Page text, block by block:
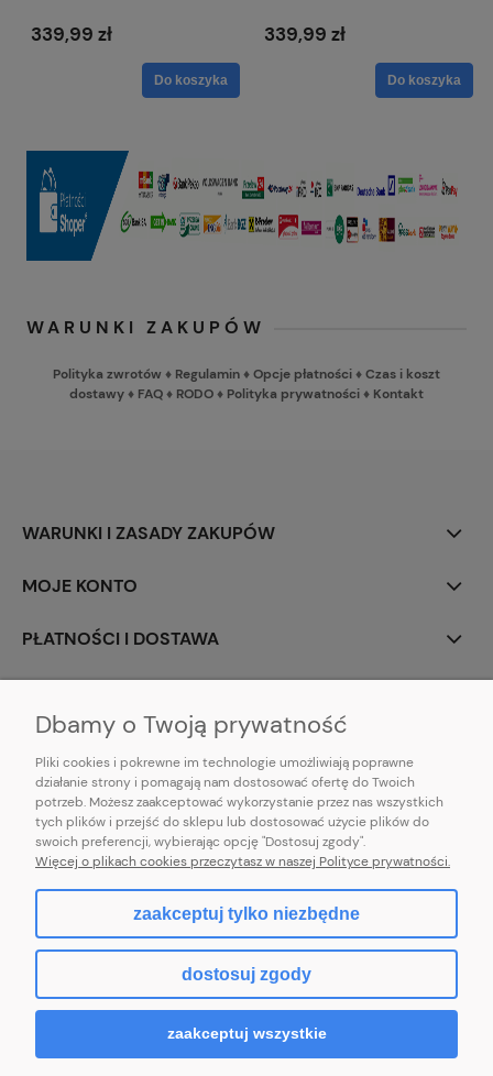
339,99 zł
Do koszyka
Ania
339,99 zł
Do koszyka
WARUNKI ZAKUPÓW
Polityka zwrotów ♦ Regulamin♦Opcje płatności♦Czas i koszt
dostawy♦ FAQ♦ RODO♦ Polityka prywatności♦ Kontakt
WARUNKI I ZASADY ZAKUPÓW
MOJE KONTO
PŁATNOŚCI I DOSTAWA
E-mail:pl101sukienek@gmail.com
101sukienek.pl
ul. Piotrkowska 317/11, Łódź 93-035, woj. łódzkie
pokaż pełną wersję strony
Sklep internetowy Shoper.pl
Dbamy o Twoją prywatność
Pliki cookies i pokrewne im technologie umożliwiają poprawne
działanie strony i pomagają nam dostosować ofertę do Twoich
potrzeb. Możesz zaakceptować wykorzystanie przez nas wszystkich
tych plików i przejść do sklepu lub dostosować użycie plików do
swoich preferencji, wybierając opcję "Dostosuj zgody".
Więcej o plikach cookies przeczytasz w naszej Polityce prywatności.
zaakceptuj tylko niezbędne
dostosuj zgody
zaakceptuj wszystkie